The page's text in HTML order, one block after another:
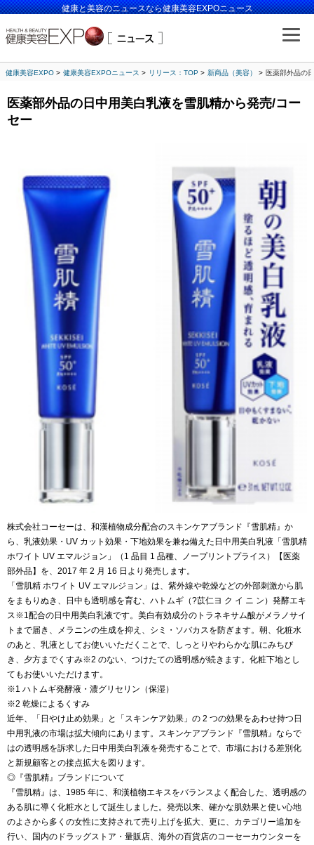
健康と美容のニュースなら健康美容EXPOニュース
健康美容EXPO 健康美容EXPOニュース リリース：TOP 新商品（美容） 医薬部外品の
医薬部外品の日中用美白乳液を雪肌精から発売/コー
セー
株式会社コーセーは、和漢植物成分配合のスキンケアブランド『雪肌精』か
ら、乳液効果・UV カット効果・下地効果を兼ね備えた日中用美白乳液「雪肌精
ホワイト UV エマルジョン」（1 品目 1 品種、ノープリントプライス）【医薬
部外品】を、2017 年 2 月 16 日より発売します。
「雪肌精 ホワイト UV エマルジョン」は、紫外線や乾燥などの外部刺激から肌
をまもりぬき、日中も透明感を育む、ハトムギ（?苡仁ヨ ク イ ニ ン）発酵エキ
ス※1配合の日中用美白乳液です。美白有効成分のトラネキサム酸がメラノサイ
トまで届き、メラニンの生成を抑え、シミ・ソバカスを防ぎます。朝、化粧水
のあと、乳液としてお使いいただくことで、しっとりやわらかな肌にみちび
き、夕方までくすみ※2 のない、つけたての透明感が続きます。化粧下地とし
てもお使いいただけます。
※1 ハトムギ発酵液・濃グリセリン（保湿）
※2 乾燥によるくすみ
近年、「日やけ止め効果」と「スキンケア効果」の 2 つの効果をあわせ持つ日
中用乳液の市場は拡大傾向にあります。スキンケアブランド『雪肌精』ならで
はの透明感を訴求した日中用美白乳液を発売することで、市場における差別化
と新規顧客との接点拡大を図ります。
◎『雪肌精』ブランドについて
『雪肌精』は、1985 年に、和漢植物エキスをバランスよく配合した、透明感の
ある肌に導く化粧水として誕生しました。発売以来、確かな肌効果と使い心地
のよさから多くの女性に支持されて売り上げを拡大、更に、カテゴリー追加を
行い、国内のドラッグストア・量販店、海外の百貨店のコーセーカウンターを